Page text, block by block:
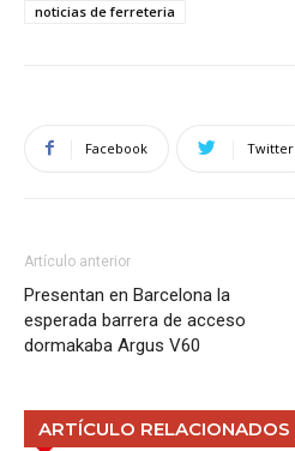
noticias de ferreteria
Facebook Twitter
Artículo anterior
Presentan en Barcelona la
esperada barrera de acceso
dormakaba Argus V60
ARTÍCULO RELACIONADOS